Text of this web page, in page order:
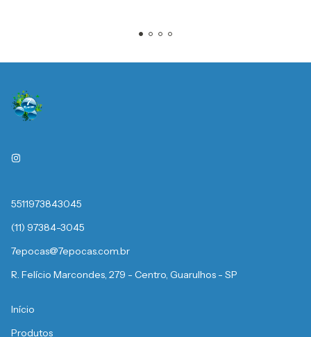
5511973843045
(11) 97384-3045
7epocas@7epocas.com.br
R. Felício Marcondes, 279 - Centro, Guarulhos - SP
Início
Produtos